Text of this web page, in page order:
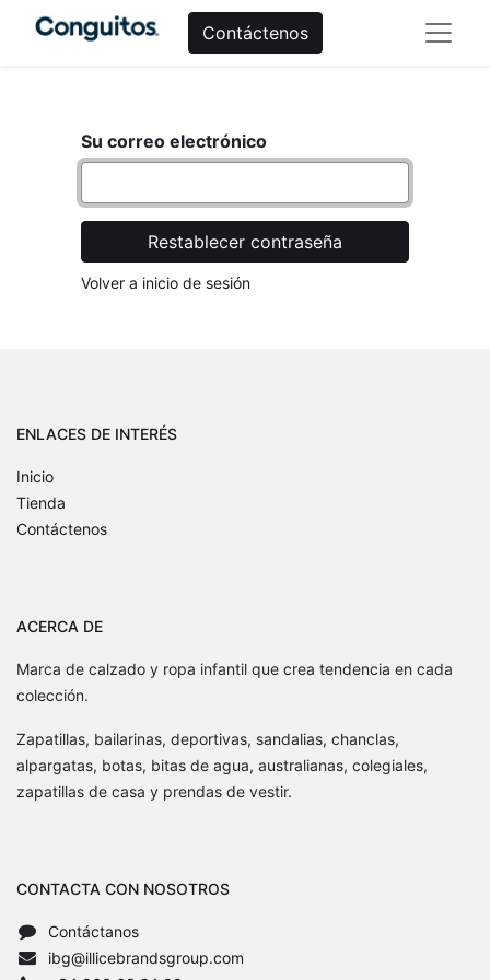
Contáctenos
Su correo electrónico
Restablecer contraseña
Volver a inicio de sesión
ENLACES DE INTERÉS
Inicio
Tienda
Contáctenos
ACERCA DE
Marca de calzado y ropa infantil que crea tendencia en cada
colección.
Zapatillas, bailarinas, deportivas, sandalias, chanclas,
alpargatas, botas, bitas de agua, australianas, colegiales,
zapatillas de casa y prendas de vestir.
CONTACTA CON NOSOTROS
Contáctanos
ibg@illicebrandsgroup.com